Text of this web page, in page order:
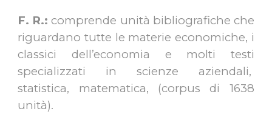
F. R.: comprende unità bibliografiche che
riguardano tutte le materie economiche, i
classici dell’economia e molti testi
specializzati in scienze aziendali,
statistica, matematica, (corpus di 1638
unità).